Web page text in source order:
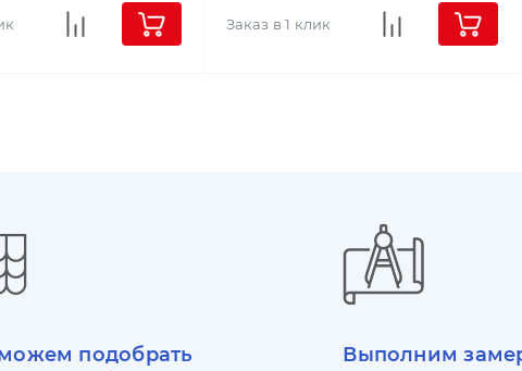
Заказ в 1 клик
подобрать
Выполним